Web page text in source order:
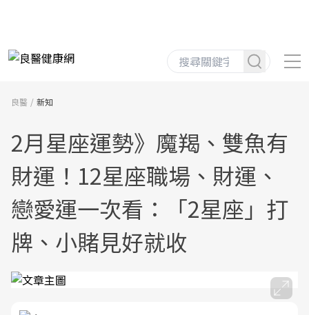
良醫 新知
2月星座運勢》魔羯、雙魚有
財運！12星座職場、財運、
戀愛運一次看：「2星座」打
牌、小賭見好就收